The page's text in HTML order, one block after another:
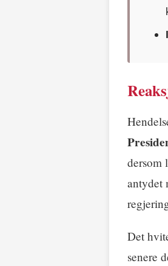
dersom
antydet
Det
senere